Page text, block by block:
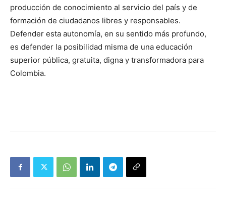
producción de conocimiento al servicio del país y de
formación de ciudadanos libres y responsables.
Defender esta autonomía, en su sentido más profundo,
es defender la posibilidad misma de una educación
superior pública, gratuita, digna y transformadora para
Colombia.